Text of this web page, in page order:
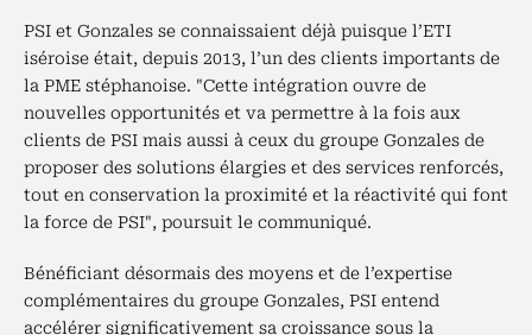
PSI et Gonzales se connaissaient déjà puisque l’ETI
iséroise était, depuis 2013, l’un des clients importants de
la PME stéphanoise. "Cette intégration ouvre de
nouvelles opportunités et va permettre à la fois aux
clients de PSI mais aussi à ceux du groupe Gonzales de
proposer des solutions élargies et des services renforcés,
tout en conservation la proximité et la réactivité qui font
la force de PSI", poursuit le communiqué.
Bénéficiant désormais des moyens et de l’expertise
complémentaires du groupe Gonzales, PSI entend
accélérer significativement sa croissance sous la